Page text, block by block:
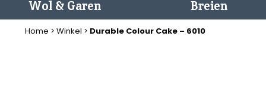
Wol & Garen Breien
Home > Winkel > Durable Colour Cake – 6010